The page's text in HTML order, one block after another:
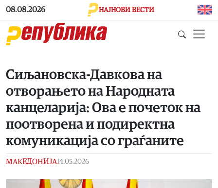
Skip to main content
08.08.2026 НАЈНОВИ ВЕСТИ
Сиљановска-Давкова на
отворањето на Народната
канцеларија: Ова е почеток на
поотворена и подиректна
комуникација со граѓаните
МАКЕДОНИЈА14.05.2026